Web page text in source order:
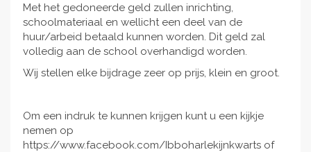
Met het gedoneerde geld zullen inrichting,
schoolmateriaal en wellicht een deel van de
huur/arbeid betaald kunnen worden. Dit geld zal
volledig aan de school overhandigd worden.
Wij stellen elke bijdrage zeer op prijs, klein en groot.
Om een indruk te kunnen krijgen kunt u een kijkje
nemen op
https://www.facebook.com/Ibboharlekijnkwarts of